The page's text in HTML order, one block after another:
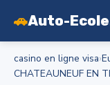
🚗Auto-
casino en ligne visa›
CHATEAUNEUF EN